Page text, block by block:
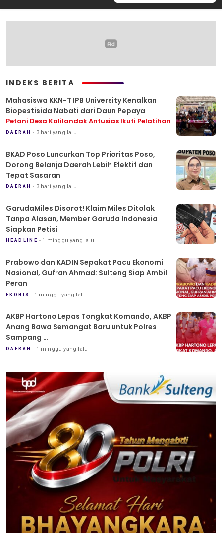
INDEKS BERITA
Mahasiswa KKN-T IPB University Kenalkan
Biopestisida Nabati dari Daun Pepaya
Petani Desa Kalilandak Antusias Ikuti Pelatihan
DAERAH 3 hari yang lalu
BKAD Poso Luncurkan Top Prioritas Poso,
Dorong Belanja Daerah Lebih Efektif dan
Tepat Sasaran
DAERAH 3 hari yang lalu
GarudaMiles Disorot! Klaim Miles Ditolak
Tanpa Alasan, Member Garuda Indonesia
Siapkan Petisi
HEADLINE 1 minggu yang lalu
Prabowo dan KADIN Sepakat Pacu Ekonomi
Nasional, Gufran Ahmad: Sulteng Siap Ambil
Peran
EKOBIS 1 minggu yang lalu
AKBP Hartono Lepas Tongkat Komando, AKBP
Anang Bawa Semangat Baru untuk Polres
Sampang
Tradisi Pedang Pora Iringi Sertijab Kapolres
Sampang
DAERAH 1 minggu yang lalu